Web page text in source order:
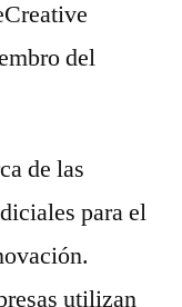
del
de las
para el
utilizan